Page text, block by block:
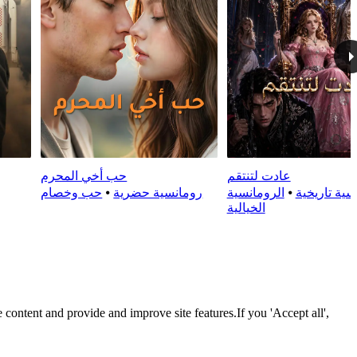
حب أخي المحرم
رومانسية حضرية ⦁ حب وخصام
عادت لتنتقم
تاريخية ⦁ الرومانسية
الخيالية
and provide and improve site features.If you 'Accept all',